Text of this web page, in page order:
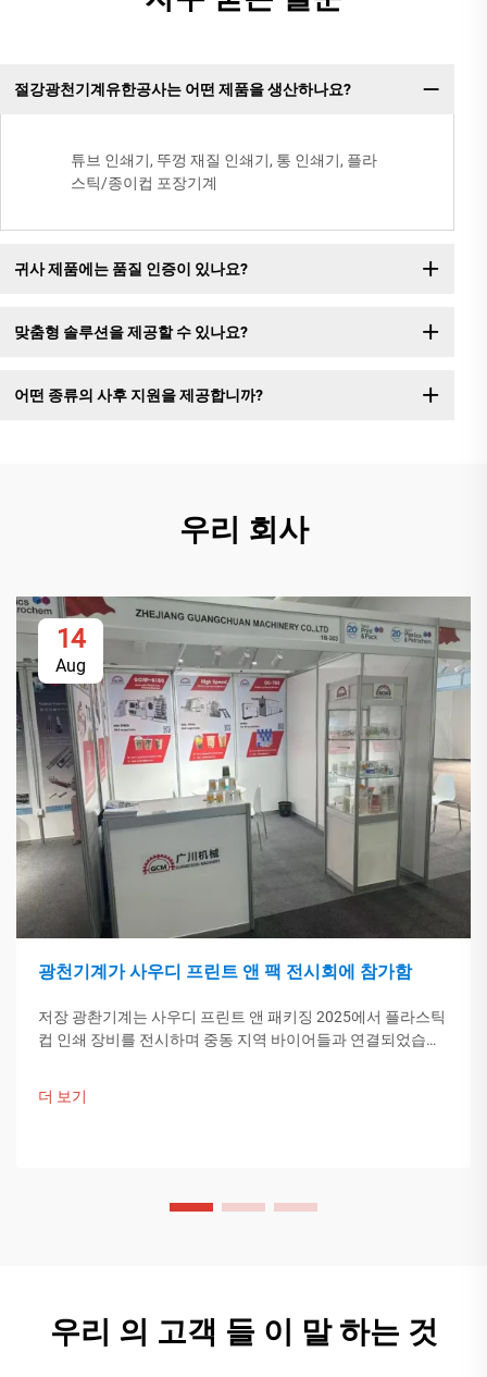
절강광천기계유한공사는 어떤 제품을 생산하나요?
튜브 인쇄기, 뚜껑 재질 인쇄기, 통 인쇄기, 플라
스틱/종이컵 포장기계
귀사 제품에는 품질 인증이 있나요?
맞춤형 솔루션을 제공할 수 있나요?
어떤 종류의 사후 지원을 제공합니까?
우리 회사
14
Aug
광천기계가 사우디 프린트 앤 팩 전시회에 참가함
저장 광촨기계는 사우디 프린트 앤 패키징 2025에서 플라스틱
컵 인쇄 장비를 전시하며 중동 지역 바이어들과 연결되었습니
더 보기
우리 의 고객 들 이 말 하는 것